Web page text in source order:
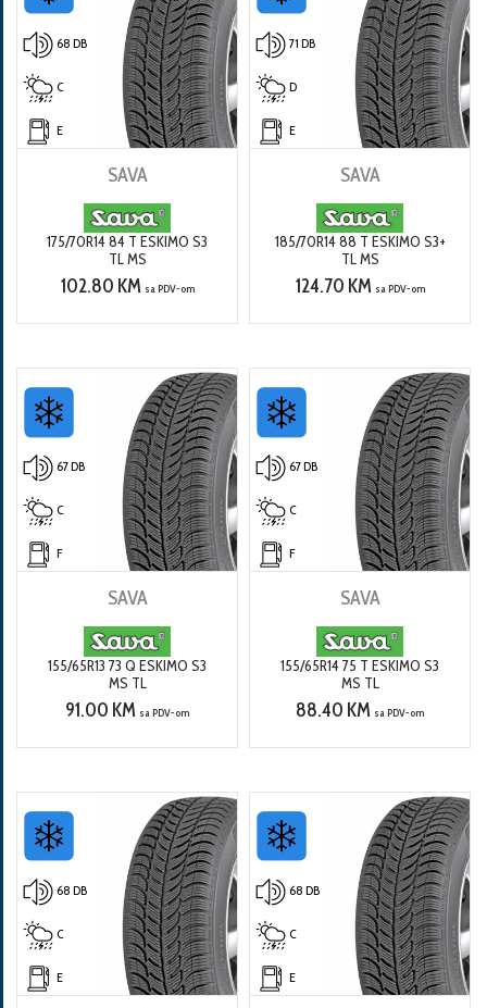
68 DB
C
E
SAVA
175/70R14 84 T ESKIMO S3
TL MS
102.80 KM sa PDV-om
71 DB
D
E
SAVA
185/70R14 88 T ESKIMO S3+
TL MS
124.70 KM sa PDV-om
67 DB
C
F
SAVA
155/65R13 73 Q ESKIMO S3
MS TL
91.00 KM sa PDV-om
67 DB
C
F
SAVA
155/65R14 75 T ESKIMO S3
MS TL
88.40 KM sa PDV-om
68 DB
C
E
68 DB
C
E